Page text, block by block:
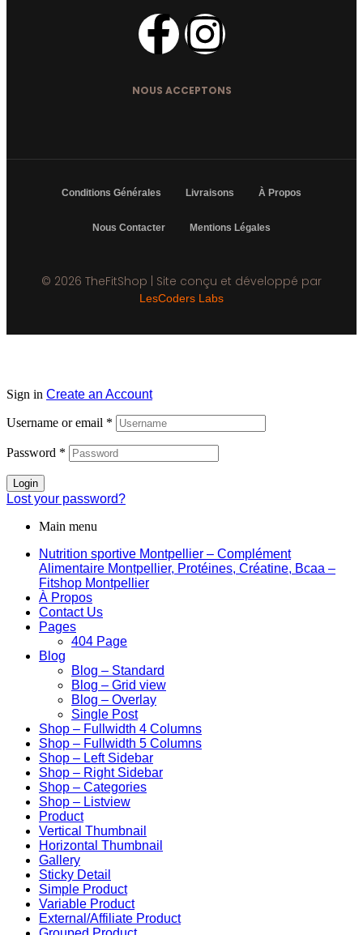
NOUS ACCEPTONS
Conditions Générales Livraisons À Propos
Nous Contacter Mentions Légales
© 2026 TheFitShop | Site conçu et développé par
LesCoders Labs
Sign in Create an Account
Username or email *
Password *
Login
Lost your password?
Main menu
Nutrition sportive Montpellier – Complément
Alimentaire Montpellier, Protéines, Créatine, Bcaa –
Fitshop Montpellier
À Propos
Contact Us
Pages
404 Page
Blog
Blog – Standard
Blog – Grid view
Blog – Overlay
Single Post
Shop – Fullwidth 4 Columns
Shop – Fullwidth 5 Columns
Shop – Left Sidebar
Shop – Right Sidebar
Shop – Categories
Shop – Listview
Product
Vertical Thumbnail
Horizontal Thumbnail
Gallery
Sticky Detail
Simple Product
Variable Product
External/Affiliate Product